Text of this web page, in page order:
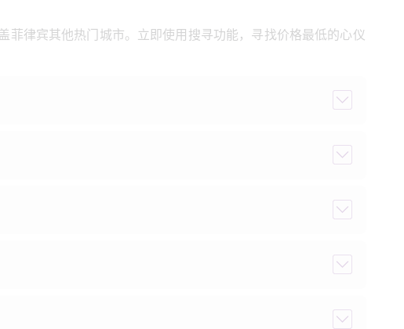
律宾其他热门城市。立即使用搜寻功能，寻找价格最低的心仪